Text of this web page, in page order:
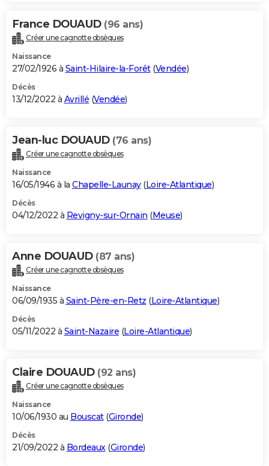
France DOUAUD (96 ans)
Créer une cagnotte obsèques
Naissance
27/02/1926 à Saint-Hilaire-la-Forêt(Vendée)
Décès
13/12/2022 à Avrillé (Vendée)
Jean-luc DOUAUD (76 ans)
Créer une cagnotte obsèques
Naissance
16/05/1946 à la Chapelle-Launay(Loire-Atlantique)
Décès
04/12/2022 à Revigny-sur-Ornain (Meuse)
Anne DOUAUD (87 ans)
Créer une cagnotte obsèques
Naissance
06/09/1935 à Saint-Père-en-Retz (Loire-Atlantique)
Décès
05/11/2022 à Saint-Nazaire (Loire-Atlantique)
Claire DOUAUD (92 ans)
Créer une cagnotte obsèques
Naissance
10/06/1930 au Bouscat(Gironde)
Décès
21/09/2022 à Bordeaux (Gironde)